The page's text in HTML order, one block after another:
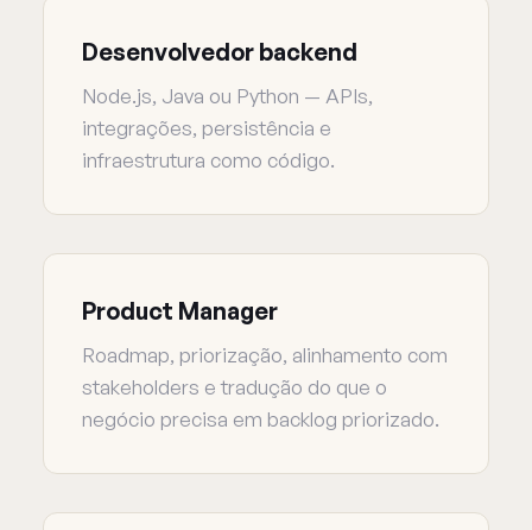
Desenvolvedor backend
Node.js, Java ou Python — APIs,
integrações, persistência e
infraestrutura como código.
Product Manager
Roadmap, priorização, alinhamento com
stakeholders e tradução do que o
negócio precisa em backlog priorizado.